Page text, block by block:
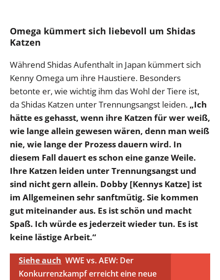
Omega kümmert sich liebevoll um Shidas
Katzen
Während Shidas Aufenthalt in Japan kümmert sich
Kenny Omega um ihre Haustiere. Besonders
betonte er, wie wichtig ihm das Wohl der Tiere ist,
da Shidas Katzen unter Trennungsangst leiden. „Ich
hätte es gehasst, wenn ihre Katzen für wer weiß,
wie lange allein gewesen wären, denn man weiß
nie, wie lange der Prozess dauern wird. In
diesem Fall dauert es schon eine ganze Weile.
Ihre Katzen leiden unter Trennungsangst und
sind nicht gern allein. Dobby [Kennys Katze] ist
im Allgemeinen sehr sanftmütig. Sie kommen
gut miteinander aus. Es ist schön und macht
Spaß. Ich würde es jederzeit wieder tun. Es ist
keine lästige Arbeit.“
Siehe auch WWE vs. AEW: Der
Konkurrenzkampf erreicht eine neue